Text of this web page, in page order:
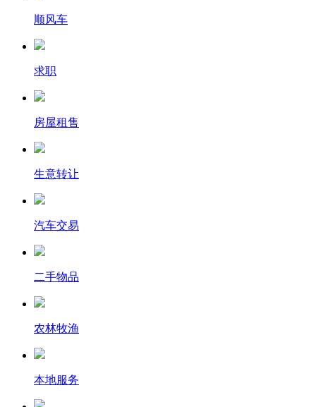
顺风车
求职
房屋租售
生意转让
汽车交易
二手物品
农林牧渔
本地服务